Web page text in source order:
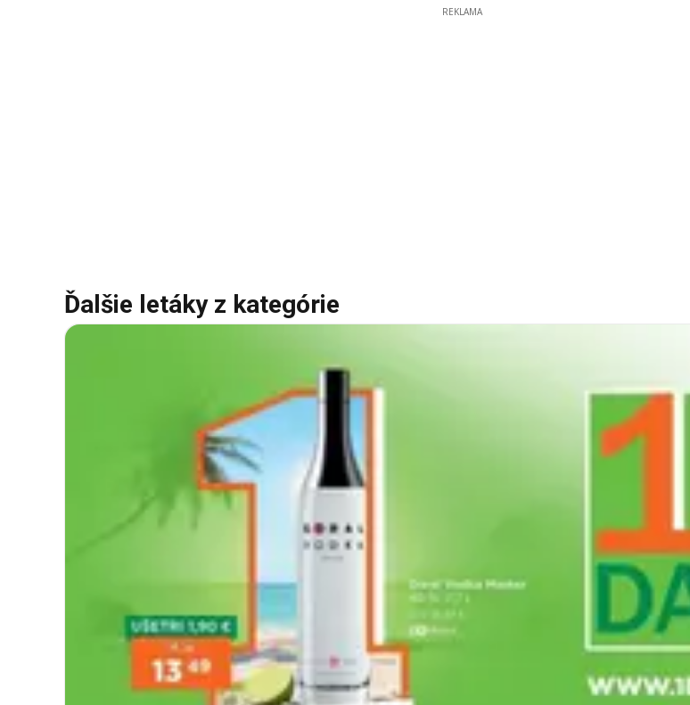
REKLAMA
Ďalšie letáky z kategórie